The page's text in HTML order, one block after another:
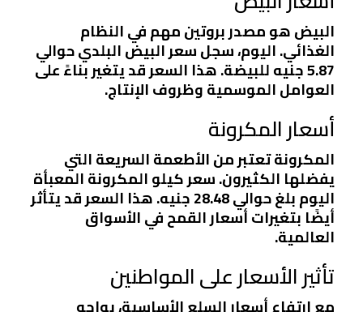
البيض هو مصدر بروتين مهم في النظام
الغذائي. اليوم، سجل سعر البيض البلدي حوالي
5.87 جنيه للبيضة. هذا السعر قد يتغير بناءً على
العوامل الموسمية وظروف الإنتاج.
أسعار المكرونة
المكرونة تعتبر من الأطعمة السريعة التي
يفضلها الكثيرون. سعر كيلو المكرونة المعبأة
اليوم بلغ حوالي 28.48 جنيه. هذا السعر قد يتأثر
أيضًا بتغيرات أسعار القمح في الأسواق
العالمية.
تأثير الأسعار على المواطنين
مع ارتفاع أسعار السلع الأساسية، يواجه